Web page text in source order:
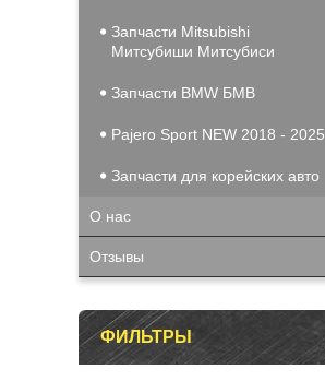
Запчасти Mitsubishi
Митсубиши Митсубиси
Запчасти BMW БМВ
Pajero Sport NEW 2018 - 2025
Запчасти для корейских авто
О нас
Отзывы
ФИЛЬТРЫ